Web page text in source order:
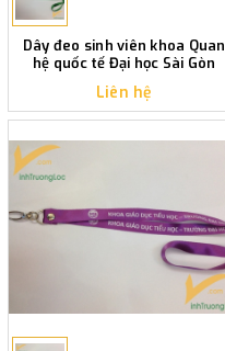
Dây đeo sinh viên khoa Quan
hệ quốc tế Đại học Sài Gòn
Liên hệ